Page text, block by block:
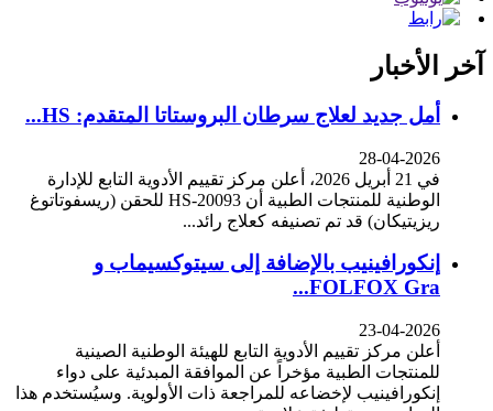
آخر الأخبار
أمل جديد لعلاج سرطان البروستاتا المتقدم: HS...
28-04-2026
في 21 أبريل 2026، أعلن مركز تقييم الأدوية التابع للإدارة
الوطنية للمنتجات الطبية أن HS-20093 للحقن (ريسفوتاتوغ
ريزيتيكان) قد تم تصنيفه كعلاج رائد...
إنكورافينيب بالإضافة إلى سيتوكسيماب و
FOLFOX Gra...
23-04-2026
أعلن مركز تقييم الأدوية التابع للهيئة الوطنية الصينية
للمنتجات الطبية مؤخراً عن الموافقة المبدئية على دواء
إنكورافينيب لإخضاعه للمراجعة ذات الأولوية. وسيُستخدم هذا